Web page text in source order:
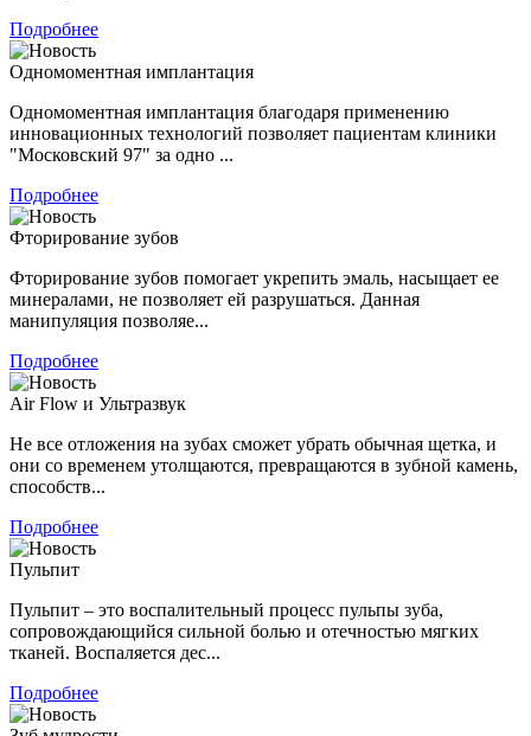
Подробнее
Одномоментная имплантация
Одномоментная имплантация благодаря применению
инновационных технологий позволяет пациентам клиники
"Московский 97" за одно ...
Подробнее
Фторирование зубов
Фторирование зубов помогает укрепить эмаль, насыщает ее
минералами, не позволяет ей разрушаться. Данная
манипуляция позволяе...
Подробнее
Air Flow и Ультразвук
Не все отложения на зубах сможет убрать обычная щетка, и
они со временем утолщаются, превращаются в зубной камень,
способств...
Подробнее
Пульпит
Пульпит – это воспалительный процесс пульпы зуба,
сопровождающийся сильной болью и отечностью мягких
тканей. Воспаляется дес...
Подробнее